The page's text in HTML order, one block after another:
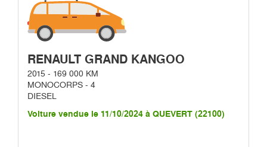
RENAULT GRAND KANGOO
2015 - 169 000 KM
MONOCORPS - 4
DIESEL
Voiture vendue le 11/10/2024 à QUEVERT (22100)